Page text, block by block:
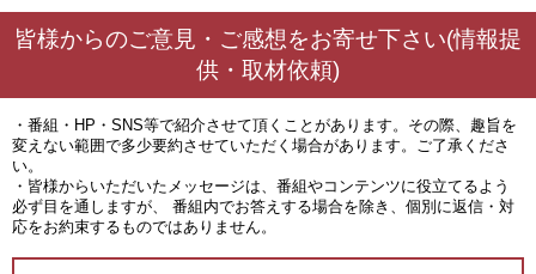
皆様からのご意見・ご感想をお寄せ下さい(情報提
供・取材依頼)
・番組・HP・SNS等で紹介させて頂くことがあります。その際、趣旨を
変えない範囲で多少要約させていただく場合があります。ご了承くださ
い。
・皆様からいただいたメッセージは、番組やコンテンツに役立てるよう
必ず目を通しますが、 番組内でお答えする場合を除き、個別に返信・対
応をお約束するものではありません。